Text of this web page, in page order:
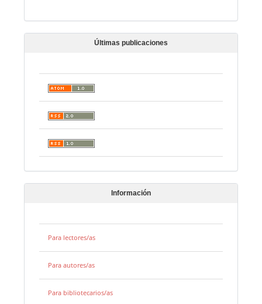
Últimas publicaciones
Información
Para lectores/as
Para autores/as
Para bibliotecarios/as